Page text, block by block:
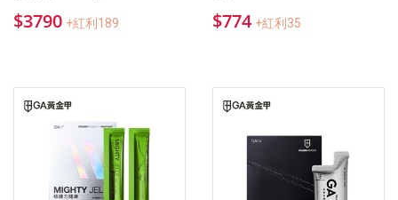
$3790 +紅利189 $774 +紅利35